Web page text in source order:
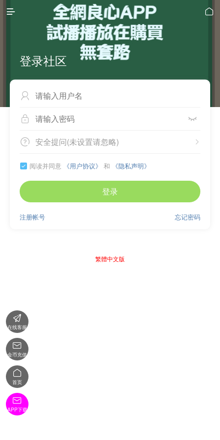
 
登录社区

 
 
安全提问(未设置请忽略)
 阅读并同意 《用户协议》 和 《隐私声明》
登录
忘记密码
注册帐号
繁體中文版

在线客服

金币充值

首页

APP下载